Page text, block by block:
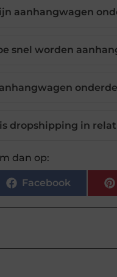
aanhangwagen
snel worden
dropshipping in
dan op:
Facebook